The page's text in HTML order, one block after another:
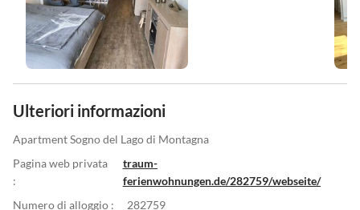
Ulteriori informazioni
Apartment Sogno del Lago di Montagna
Pagina web privata
:
traum-
ferienwohnungen.de/282759/webseite/
Numero di alloggio :
282759